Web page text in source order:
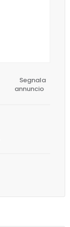
Segnala
annuncio